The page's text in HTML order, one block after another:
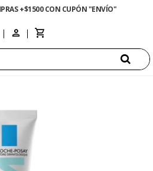
+$1500 CON CUPÓN "ENVÍO"